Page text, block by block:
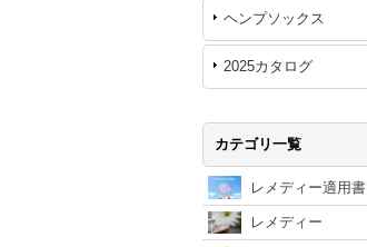
ヘンプソックス
2025カタログ
カテゴリ一覧
レメディー適用書
レメディー